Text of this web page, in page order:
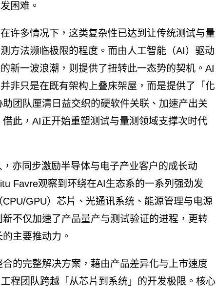
发困难。
在许多情况下，这类复杂性已达到让传统测试与量
测方法濒临极限的程度。而由人工智能（AI）驱动
的新一波浪潮，则提供了扭转此一态势的契机。AI
并非只是在既有架构上叠床架屋，而是提供了「化
团队厘清日益交织的硬软件关联、加速产出关
此，AI正开始重塑测试与量测领域支撑次时代
亦同步激励半导体与电子产业客户的成长动
Favre观察到环绕在AI生态系的一系列强劲发
GPU）芯片、光通讯系统、能源管理与电源
不仅加速了产品量产与测试验证的进程，更转
主要推动力。
的完整解决方案，藉由产品差异化与上市速度
程团队跨越「从芯片到系统」的开发极限。核心